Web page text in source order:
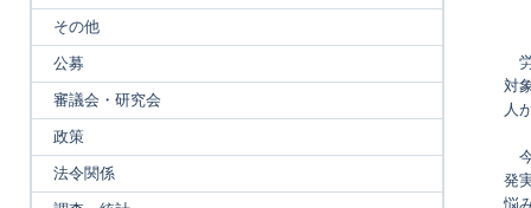
労
対
人
今
発
悩
その他
公募
審議会・研究会
政策
法令関係